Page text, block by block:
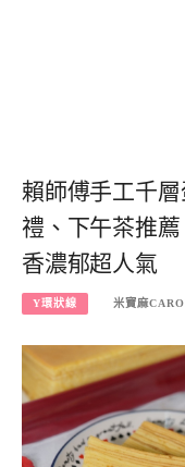
賴師傅手工千
禮、下午茶推
香濃郁超人氣
Y環狀線 米寶麻